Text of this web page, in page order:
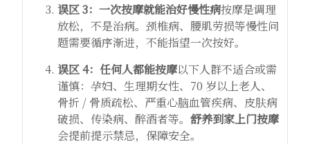
误区 3：一次按摩就能治好慢性病按摩是调理
放松，不是治病。颈椎病、腰肌劳损等慢性问
题需要循序渐进，不能指望一次按好。
误区 4：任何人都能按摩以下人群不适合或需
谨慎：孕妇、生理期女性、70 岁以上老人、
骨折 / 骨质疏松、严重心脑血管疾病、皮肤病
破损、传染病、醉酒者等。 舒养到家上门按摩
会提前提示禁忌，保障安全。